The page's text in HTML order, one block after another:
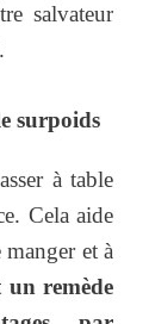
salvateur
.
surpoids
à table
Cela aide
et à
un remède